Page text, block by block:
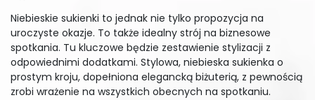
Niebieskie sukienki to jednak nie tylko propozycja na
uroczyste okazje. To także idealny strój na biznesowe
spotkania. Tu kluczowe będzie zestawienie stylizacji z
odpowiednimi dodatkami. Stylowa, niebieska sukienka o
prostym kroju, dopełniona elegancką biżuterią, z pewnością
zrobi wrażenie na wszystkich obecnych na spotkaniu.